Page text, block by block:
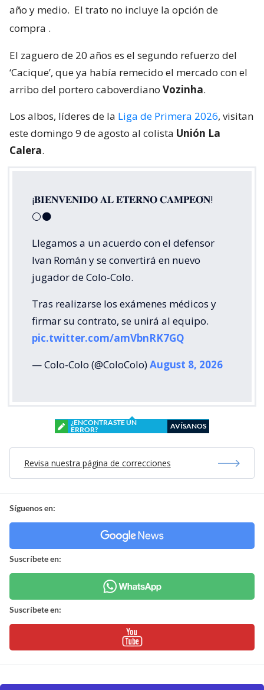
año y medio. El trato no incluye la opción de
compra .
El zaguero de 20 años es el segundo refuerzo del
‘Cacique’, que ya había remecido el mercado con el
arribo del portero caboverdiano Vozinha.
Los albos, líderes de la Liga de Primera 2026, visitan
este domingo 9 de agosto al colista Unión La
Calera.
¡𝐁𝐈𝐄𝐍𝐕𝐄𝐍𝐈𝐃𝐎 𝐀𝐋 𝐄𝐓𝐄𝐑𝐍𝐎 𝐂𝐀𝐌𝐏𝐄𝐎́𝐍!
⚪⚫
Llegamos a un acuerdo con el defensor
Ivan Román y se convertirá en nuevo
jugador de Colo-Colo.
Tras realizarse los exámenes médicos y
firmar su contrato, se unirá al equipo.
pic.twitter.com/amVbnRK7GQ
— Colo-Colo (@ColoColo)August 8, 2026
¿ENCONTRASTE UN
ERROR?
AVÍSANOS
Revisa nuestra página de correcciones
Síguenos en:
Suscríbete en:
Suscríbete en: